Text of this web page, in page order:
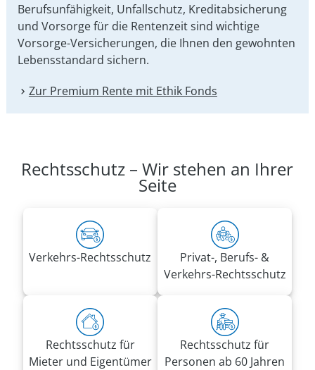
Berufsunfähigkeit, Unfallschutz, Kreditabsicherung
und Vorsorge für die Rentenzeit sind wichtige
Vorsorge-Versicherungen, die Ihnen den gewohnten
Lebensstandard sichern.
Zur Premium Rente mit Ethik Fonds
Rechtsschutz – Wir stehen an Ihrer
Seite
Verkehrs-Rechtsschutz
Privat-, Berufs- &
Verkehrs-Rechtsschutz
Rechtsschutz für
Mieter und Eigentümer
Rechtsschutz für
Personen ab 60 Jahren